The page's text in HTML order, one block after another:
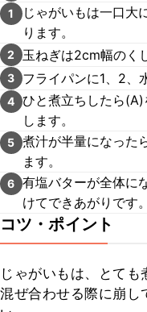
1
じゃがいもは一口大
ります。
2 玉ねぎは2cm幅のく
3 フライパンに1、2、
4 ひと煮立ちしたら
します。
5 煮汁が半量になった
ます。
6 有塩バターが全体に
けてできあがりです。
コツ・ポイント
じゃがいもは、とて
混ぜ合わせる際に崩し